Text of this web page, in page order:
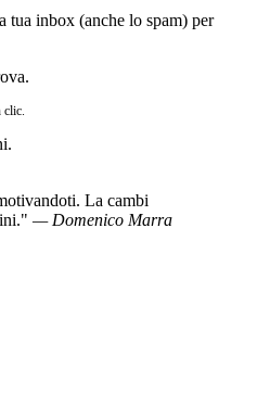
tua inbox (anche lo spam) per
clic.
La cambi
— Domenico Marra